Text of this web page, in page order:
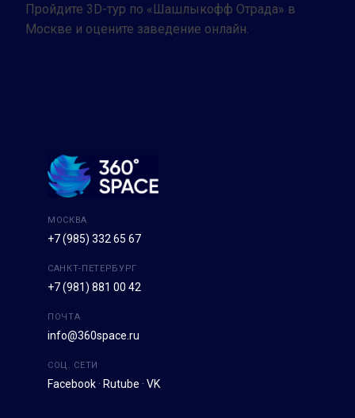
Пройдите 3D-тур по «Шашлыкофф Отрада» в
Москве и оцените заведение онлайн.
МОСКВА
+7 (985) 332 65 67
САНКТ-ПЕТЕРБУРГ
+7 (981) 881 00 42
ПОЧТА
info@360space.ru
СОЦ. СЕТИ
Facebook · Rutube · VK